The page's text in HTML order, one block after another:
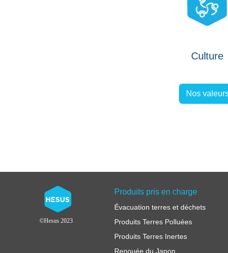
Culture
Nos
©Hesus 2023
Produits pris en charge
Évacuation terres et déchets
Produits Terres Polluées
Produits Terres Inertes
Renouée du Japon